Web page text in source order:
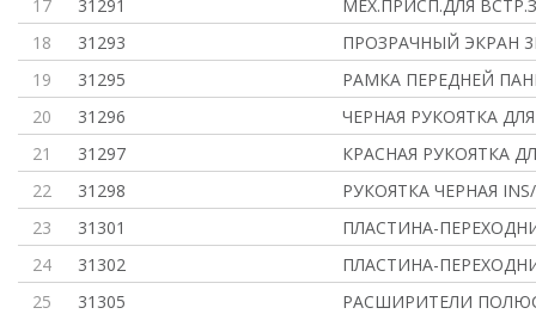
17
31291
МЕХ.ПРИСП.ДЛЯ
18
31293
ПРОЗРАЧНЫЙ ЭКРАН
19
31295
РАМКА ПЕРЕДНЕЙ
20
31296
ЧЕРНАЯ РУКОЯТКА ДЛЯ
21
31297
КРАСНАЯ РУКОЯТКА
22
31298
РУКОЯТКА ЧЕРНАЯ INS/
23
31301
ПЛАСТИНА-
24
31302
ПЛАСТИНА-
25
31305
РАСШИРИТЕЛИ